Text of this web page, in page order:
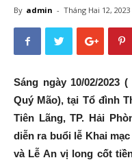
By admin - Tháng Hai 12, 2023
Sáng ngày 10/02/2023
Quý Mão), tại Tổ đình
Tiên Lãng, TP. Hải
diễn ra buổi lễ Khai
và Lễ An vị long cốt